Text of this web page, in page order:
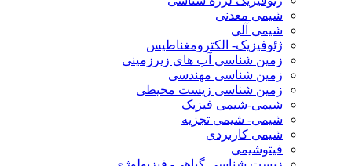
شیمی معدنی
شیمی آلی
ژئوفیزیک- الکترومغناطیس
زمین شناسی آب های زیرزمینی
زمین شناسی مهندسی
زمین شناسی زیست محیطی
شیمی-شیمی فیزیک
شیمی- شیمی تجزیه
شیمی کاربردی
فیتوشیمی